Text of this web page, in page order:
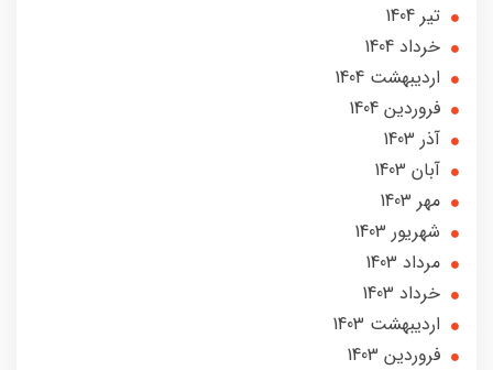
تير 1404
خرداد 1404
ارديبهشت 1404
فروردین 1404
آذر 1403
آبان 1403
مهر 1403
شهریور 1403
مرداد 1403
خرداد 1403
ارديبهشت 1403
فروردین 1403